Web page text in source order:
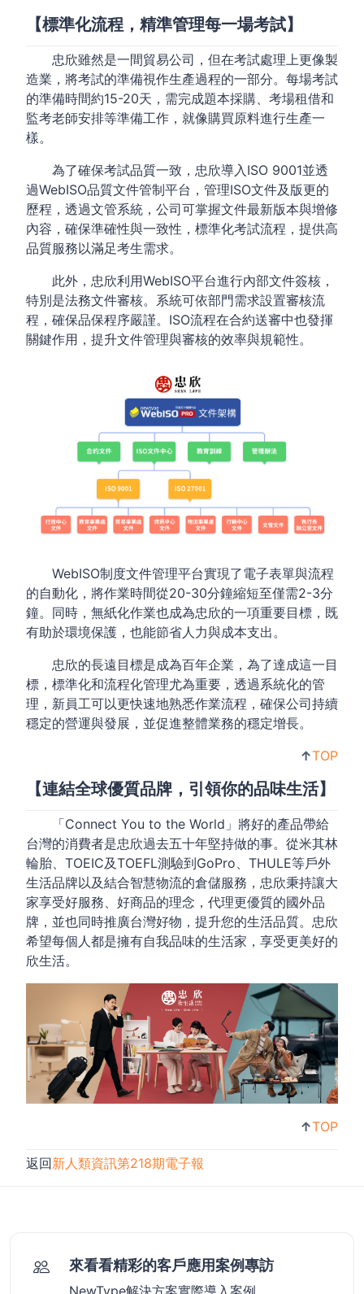
【標準化流程，精準管理每一場考試】
忠欣雖然是一間貿易公司，但在考試處理上更像製
造業，將考試的準備視作生產過程的一部分。每場考試
的準備時間約15-20天，需完成題本採購、考場租借和
監考老師安排等準備工作，就像購買原料進行生產一
樣。
為了確保考試品質一致，忠欣導入ISO 9001並透
過WebISO品質文件管制平台，管理ISO文件及版更的
歷程，透過文管系統，公司可掌握文件最新版本與增修
內容，確保準確性與一致性，標準化考試流程，提供高
品質服務以滿足考生需求。
此外，忠欣利用WebISO平台進行內部文件簽核，
特別是法務文件審核。系統可依部門需求設置審核流
程，確保品保程序嚴謹。ISO流程在合約送審中也發揮
關鍵作用，提升文件管理與審核的效率與規範性。
WebISO制度文件管理平台實現了電子表單與流程
的自動化，將作業時間從20-30分鐘縮短至僅需2-3分
鐘。同時，無紙化作業也成為忠欣的一項重要目標，既
有助於環境保護，也能節省人力與成本支出。
忠欣的長遠目標是成為百年企業，為了達成這一目
標，標準化和流程化管理尤為重要，透過系統化的管
理，新員工可以更快速地熟悉作業流程，確保公司持續
穩定的營運與發展，並促進整體業務的穩定增長。
↑TOP
【連結全球優質品牌，引領你的品味生活】
「Connect You to the World」將好的產品帶給
台灣的消費者是忠欣過去五十年堅持做的事。從米其林
輪胎、TOEIC及TOEFL測驗到GoPro、THULE等戶外
生活品牌以及結合智慧物流的倉儲服務，忠欣秉持讓大
家享受好服務、好商品的理念，代理更優質的國外品
牌，並也同時推廣台灣好物，提升您的生活品質。忠欣
希望每個人都是擁有自我品味的生活家，享受更美好的
欣生活。
↑TOP
返回新人類資訊第218期電子報
來看看精彩的客戶應用案例專訪
NewType解決方案實際導入案例